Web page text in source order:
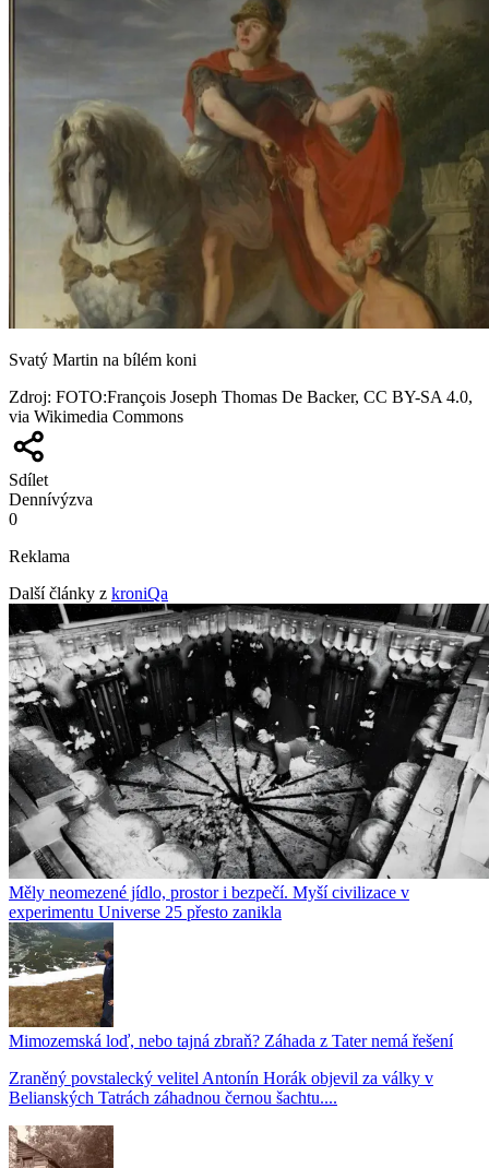
Svatý Martin na bílém koni
Zdroj: FOTO:François Joseph Thomas De Backer, CC BY-SA 4.0,
via Wikimedia Commons
Sdílet
Dennívýzva
0
Reklama
Další články z kroniQa
Měly neomezené jídlo, prostor i bezpečí. Myší civilizace v
experimentu Universe 25 přesto zanikla
Mimozemská loď, nebo tajná zbraň? Záhada z Tater nemá řešení
Zraněný povstalecký velitel Antonín Horák objevil za války v
Belianských Tatrách záhadnou černou šachtu....